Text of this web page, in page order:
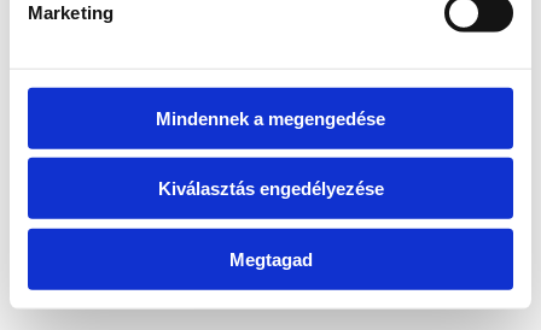
Marketing
Mindennek a megengedése
Kiválasztás engedélyezése
Megtagad